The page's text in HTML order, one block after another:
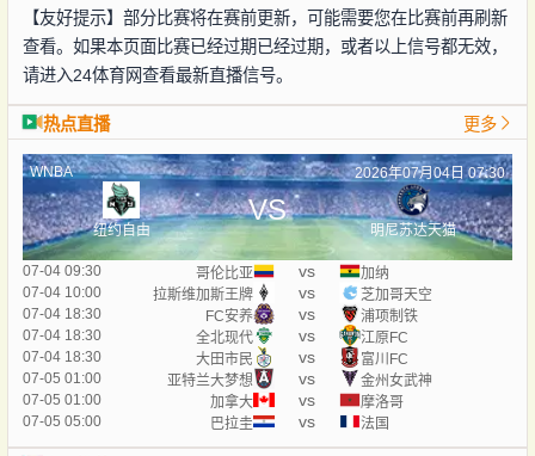
【友好提示】部分比赛将在赛前更新，可能需要您在比赛前再刷新
查看。如果本页面比赛已经过期已经过期，或者以上信号都无效，
请进入24体育网查看最新直播信号。
热点直播 更多
WNBA 2026年07月04日 07:30
纽约自由
VS
明尼苏达天猫
07-04 09:30 哥伦比亚 vs
加纳
07-04 10:00
拉斯维加斯王牌 vs
芝加哥天空
07-04 18:30
FC安养 vs
浦项制铁
07-04 18:30
全北现代 vs
江原FC
07-04 18:30
大田市民 vs
富川FC
07-05 01:00
亚特兰大梦想 vs
金州女武神
07-05 01:00
加拿大 vs
摩洛哥
07-05 05:00
巴拉圭 vs 法国